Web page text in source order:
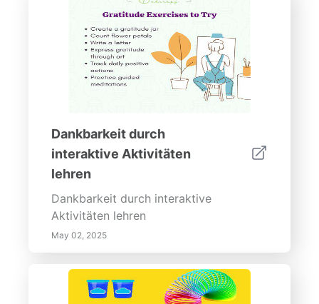
Dankbarkeit durch
interaktive Aktivitäten
lehren
Dankbarkeit durch interaktive
Aktivitäten lehren
May 02, 2025